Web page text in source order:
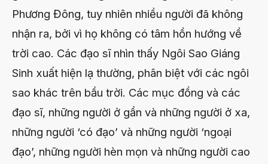
Phương Đông, tuy nhiên nhiều người đã không
nhận ra, bởi vì họ không có tâm hồn hướng về
trời cao. Các đạo sĩ nhìn thấy Ngôi Sao Giáng
Sinh xuất hiện lạ thường, phân biệt với các ngôi
sao khác trên bầu trời. Các mục đồng và các
đạo sĩ, những người ở gần và những người ở xa,
những người ‘có đạo’ và những người ‘ngoại
đạo’, những người hèn mọn và những người cao